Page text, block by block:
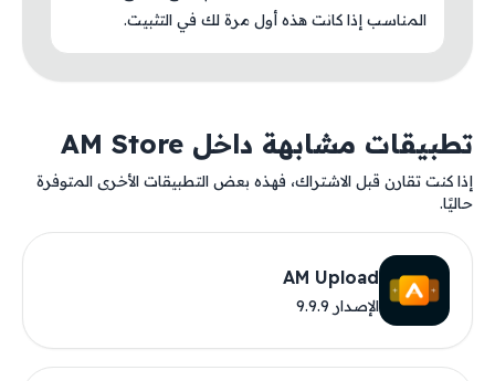
المناسب إذا كانت هذه أول مرة لك في التثبيت.
تطبيقات مشابهة داخل AM Store
إذا كنت تقارن قبل الاشتراك، فهذه بعض التطبيقات الأخرى المتوفرة
حاليًا.
AM Upload
الإصدار 9.9.9